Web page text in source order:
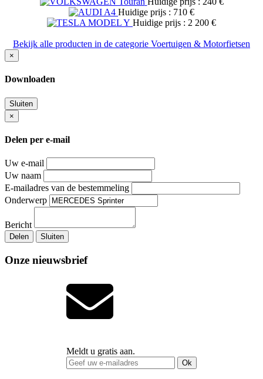
Huidige prijs : 710 €
Huidige prijs : 2 200 €
Bekijk alle producten in de categorie Voertuigen & Motorfietsen
×
Downloaden
Sluiten
×
Delen per e-mail
Uw e-mail
Uw naam
E-mailadres van de bestemmeling
Onderwerp
Bericht
Delen Sluiten
Onze nieuwsbrief
Meldt u gratis aan.
Ok